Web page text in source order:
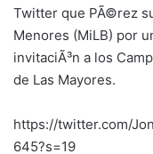
Twitter que PÃ©rez
Menores (MiLB) por
invitaciÃ³n a los
de Las Mayores.
https://twitter.com/
645?s=19